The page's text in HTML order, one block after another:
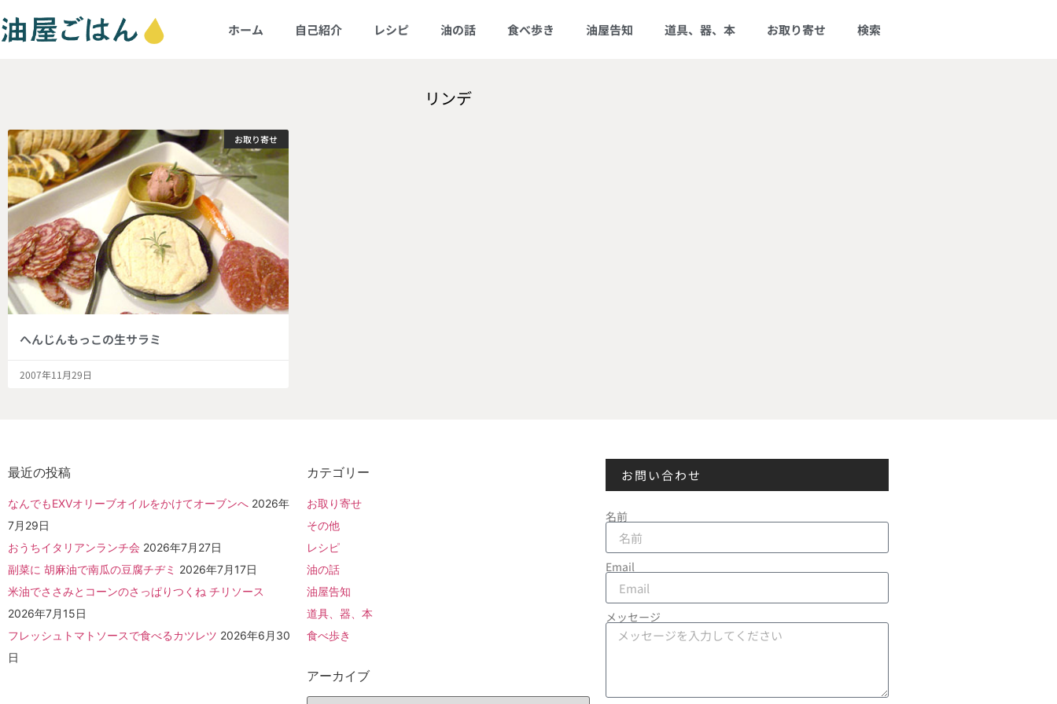
ホーム 自己紹介 レシピ 油の話 食べ歩き 油屋告知 道具、器、本 お取り寄せ 検索
リンデ
お取り寄せ
へんじんもっこの生サラミ
2007年11月29日
最近の投稿
なんでもEXVオリーブオイルをかけてオーブンへ 2026年
7月29日
おうちイタリアンランチ会 2026年7月27日
副菜に 胡麻油で南瓜の豆腐チヂミ 2026年7月17日
米油でささみとコーンのさっぱりつくね チリソース
2026年7月15日
フレッシュトマトソースで食べるカツレツ 2026年6月30
日
カテゴリー
お取り寄せ
その他
レシピ
油の話
油屋告知
道具、器、本
食べ歩き
アーカイブ
お問い合わせ
名前
Email
メッセージ